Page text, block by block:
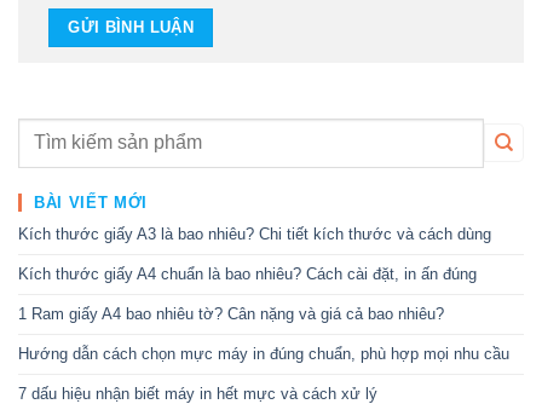
BÀI VIẾT MỚI
Kích thước giấy A3 là bao nhiêu? Chi tiết kích thước và cách dùng
Kích thước giấy A4 chuẩn là bao nhiêu? Cách cài đặt, in ấn đúng
1 Ram giấy A4 bao nhiêu tờ? Cân nặng và giá cả bao nhiêu?
Hướng dẫn cách chọn mực máy in đúng chuẩn, phù hợp mọi nhu cầu
7 dấu hiệu nhận biết máy in hết mực và cách xử lý